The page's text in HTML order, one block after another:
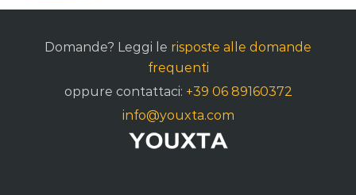
Domande? Leggi le risposte alle domande
frequenti
oppure contattaci: +39 06 89160372
info@youxta.com